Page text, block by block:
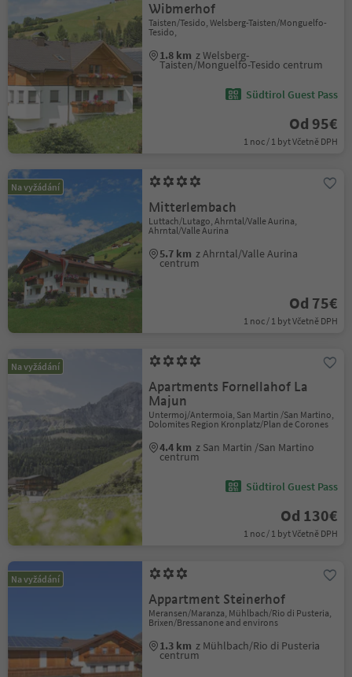
Wibmerhof
Taisten/Tesido, Welsberg-Taisten/Monguelfo-
Tesido,
1.8 km z Welsberg-
Taisten/Monguelfo-Tesido centrum
Südtirol Guest Pass
Od 95€
1 noc / 1 byt Včetně DPH
Na vyžádání
Mitterlembach
Luttach/Lutago, Ahrntal/Valle Aurina,
Ahrntal/Valle Aurina
5.7 km z Ahrntal/Valle Aurina
centrum
Od 75€
1 noc / 1 byt Včetně DPH
Na vyžádání
Apartments Fornellahof La
Majun
Untermoj/Antermoia, San Martin /San Martino,
Dolomites Region Kronplatz/Plan de Corones
4.4 km z San Martin /San Martino
centrum
Südtirol Guest Pass
Od 130€
1 noc / 1 byt Včetně DPH
Na vyžádání
Appartment Steinerhof
Meransen/Maranza, Mühlbach/Rio di Pusteria,
Brixen/Bressanone and environs
1.3 km z Mühlbach/Rio di Pusteria
centrum